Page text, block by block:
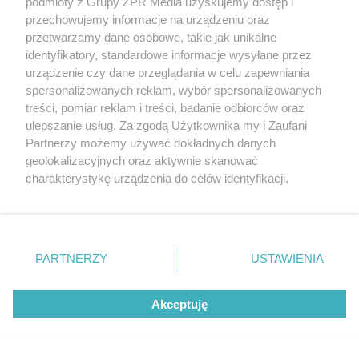
rok zbiory będą obfite
Jesień w Pepco! Stylowe kubki i
ZOBACZ WIĘCEJ
przechowujemy informacje na urządzeniu oraz
przetwarzamy dane osobowe, takie jak unikalne
identyfikatory, standardowe informacje wysyłane przez
urządzenie czy dane przeglądania w celu zapewniania
spersonalizowanych reklam, wybór spersonalizowanych
treści, pomiar reklam i treści, badanie odbiorców oraz
ulepszanie usług. Za zgodą Użytkownika my i Zaufani
Partnerzy możemy używać dokładnych danych
geolokalizacyjnych oraz aktywnie skanować
charakterystykę urządzenia do celów identyfikacji.
zmienić/wycofać klikając przycisk ustawień prywatności
znajdujący się w lewym dolnym rogu strony
rodzaje przetwarzania danych nie wymagają zgody
użytkownika, ale masz prawo sprzeciwić się takiemu
przetwarzaniu. Preferencje będą miały zastosowanie tylko
PARTNERZY USTAWIENIA
Akceptuję